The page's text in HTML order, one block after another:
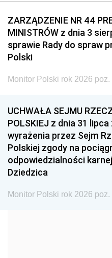
2011 2010
2008 2007
2005
1996 1995
1993 1992
1990 1989
1987 1986
ZARZĄDZENIE NR 44
MINISTRÓW z dnia 3
sprawie Rady do spraw
Polski
Monitor Polski rok 2026 poz.
UCHWAŁA SEJMU
POLSKIEJ z dnia 31
wyrażenia przez Sejm
Polskiej zgody na
odpowiedzialności
Dziedzica
Monitor Polski rok 2026 poz.